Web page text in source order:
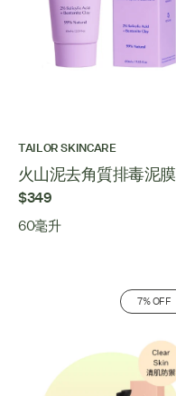
TAILOR SKINCARE
火山泥去角質排毒泥膜
$349
60毫升
7% OFF